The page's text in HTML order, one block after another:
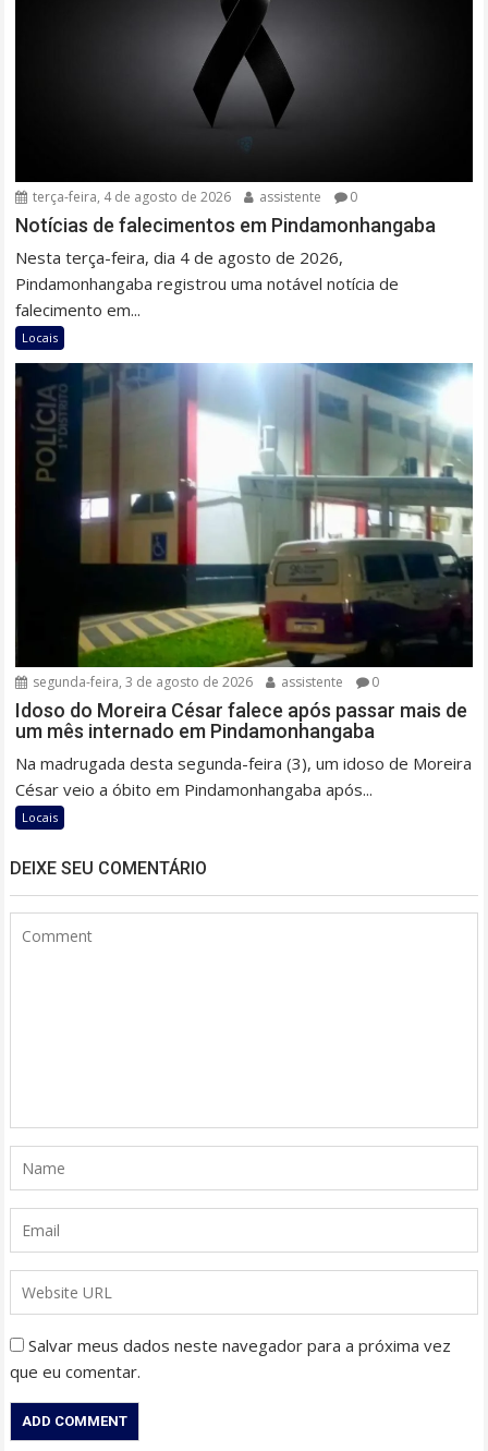
terça-feira, 4 de agosto de 2026 assistente 0
Notícias de falecimentos em Pindamonhangaba
Nesta terça-feira, dia 4 de agosto de 2026,
Pindamonhangaba registrou uma notável notícia de
falecimento em...
Locais
segunda-feira, 3 de agosto de 2026 assistente 0
Idoso do Moreira César falece após passar mais de
um mês internado em Pindamonhangaba
Na madrugada desta segunda-feira (3), um idoso de Moreira
César veio a óbito em Pindamonhangaba após...
Locais
DEIXE SEU COMENTÁRIO
Salvar meus dados neste navegador para a próxima vez
que eu comentar.